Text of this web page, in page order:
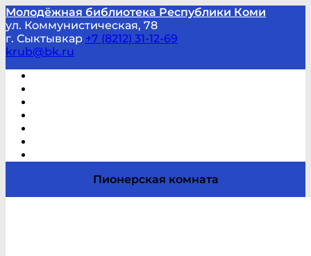
Молодёжная библиотека Республики Коми
ул. Коммунистическая, 78
г. Сыктывкар +7 (8212) 31-12-69
krub@bk.ru
Пионерская комната